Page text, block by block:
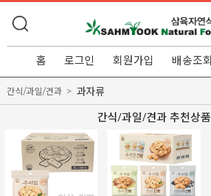
홈 로그인 회원가입 배송조회
간식/과일/견과 과자류
간식/과일/견과 추천상품